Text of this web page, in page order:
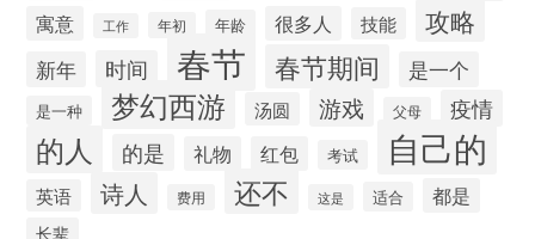
寓意 工作 年初 年龄 很多人 技能 攻略
新年 时间 春节 春节期间 是一个
是一种 梦幻西游 汤圆 游戏 父母 疫情
的人 的是 礼物 红包 考试 自己的
英语 诗人 费用 还不 这是 适合 都是
长辈